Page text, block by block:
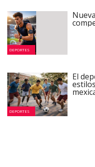
DEPORTES
DEPORTES
El